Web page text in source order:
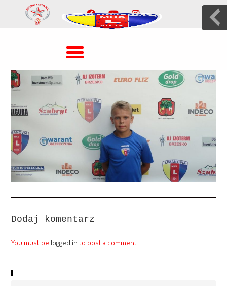
Dodaj komentarz
You must be logged in to post a comment.